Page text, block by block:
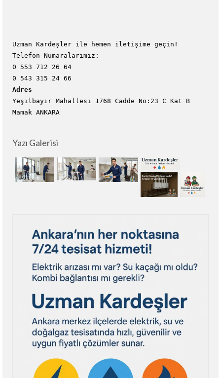
Uzman Kardeşler ile hemen iletişime geçin!
Telefon Numaralarımız:
0 553 712 26 64
0 543 315 24 66
Adres
Yeşilbayır Mahallesi 1768 Cadde No:23 C Kat B
Mamak ANKARA
Yazı Galerisi